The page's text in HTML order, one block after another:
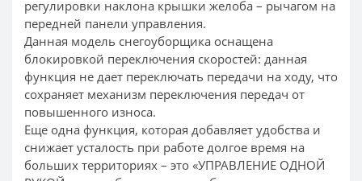
регулировки наклона крышки желоба – рычагом на
передней панели управления.
Данная модель снегоуборщика оснащена
блокировкой переключения скоростей: данная
функция не дает переключать передачи на ходу, что
сохраняет механизм переключения передач от
повышенного износа.
Еще одна функция, которая добавляет удобства и
снижает усталость при работе долгое время на
больших территориях – это «УПРАВЛЕНИЕ ОДНОЙ